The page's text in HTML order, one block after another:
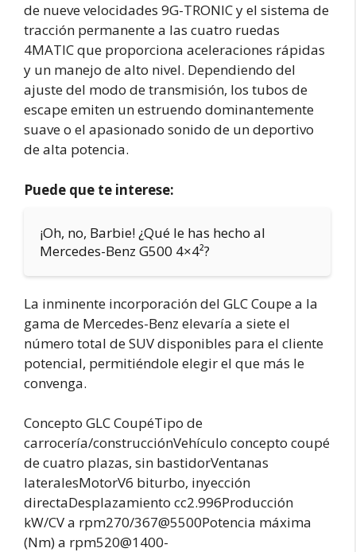
de nueve velocidades 9G-TRONIC y el sistema de
tracción permanente a las cuatro ruedas
4MATIC que proporciona aceleraciones rápidas
y un manejo de alto nivel. Dependiendo del
ajuste del modo de transmisión, los tubos de
escape emiten un estruendo dominantemente
suave o el apasionado sonido de un deportivo
de alta potencia.
Puede que te interese:
¡Oh, no, Barbie! ¿Qué le has hecho al
Mercedes-Benz G500 4×4²?
La inminente incorporación del GLC Coupe a la
gama de Mercedes-Benz elevaría a siete el
número total de SUV disponibles para el cliente
potencial, permitiéndole elegir el que más le
convenga.
Concepto GLC CoupéTipo de
carrocería/construcciónVehículo concepto coupé
de cuatro plazas, sin bastidorVentanas
lateralesMotorV6 biturbo, inyección
directaDesplazamiento cc2.996Producción
kW/CV a rpm270/367@5500Potencia máxima
(Nm) a rpm520@1400-